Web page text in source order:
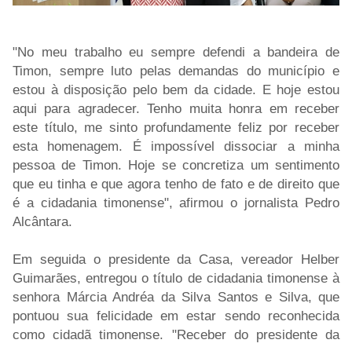
"No meu trabalho eu sempre defendi a bandeira de
Timon, sempre luto pelas demandas do município e
estou à disposição pelo bem da cidade. E hoje estou
aqui para agradecer. Tenho muita honra em receber
este título, me sinto profundamente feliz por receber
esta homenagem. É impossível dissociar a minha
pessoa de Timon. Hoje se concretiza um sentimento
que eu tinha e que agora tenho de fato e de direito que
é a cidadania timonense", afirmou o jornalista Pedro
Alcântara.
Em seguida o presidente da Casa, vereador Helber
Guimarães, entregou o título de cidadania timonense à
senhora Márcia Andréa da Silva Santos e Silva, que
pontuou sua felicidade em estar sendo reconhecida
como cidadã timonense. "Receber do presidente da